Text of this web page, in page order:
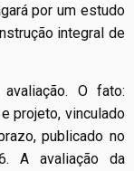
por um estudo
integral de
O fato:
projeto, vinculado
publicado no
A avaliação da